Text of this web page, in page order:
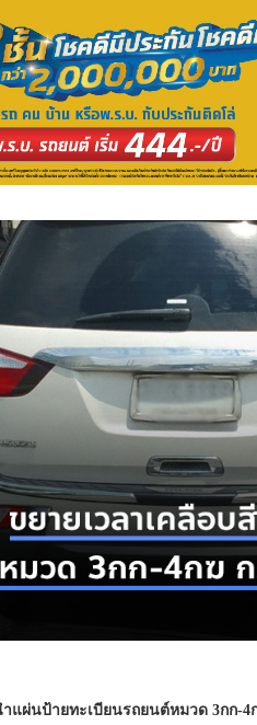
ำแผ่นป้ายทะเบียนรถยนต์หมวด 3กก-4